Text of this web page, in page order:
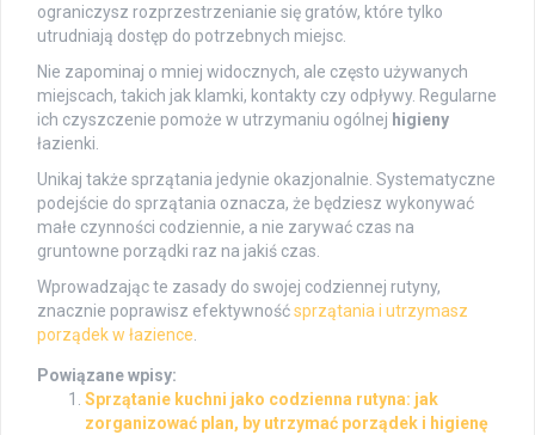
ograniczysz rozprzestrzenianie się gratów, które tylko
utrudniają dostęp do potrzebnych miejsc.
Nie zapominaj o mniej widocznych, ale często używanych
miejscach, takich jak klamki, kontakty czy odpływy. Regularne
ich czyszczenie pomoże w utrzymaniu ogólnej higieny
łazienki.
Unikaj także sprzątania jedynie okazjonalnie. Systematyczne
podejście do sprzątania oznacza, że będziesz wykonywać
małe czynności codziennie, a nie zarywać czas na
gruntowne porządki raz na jakiś czas.
Wprowadzając te zasady do swojej codziennej rutyny,
znacznie poprawisz efektywnośćsprzątania i utrzymasz
porządek w łazience
Powiązane wpisy:
Sprzątanie kuchni jako codzienna rutyna: jak
zorganizować plan, by utrzymać porządek i higienę